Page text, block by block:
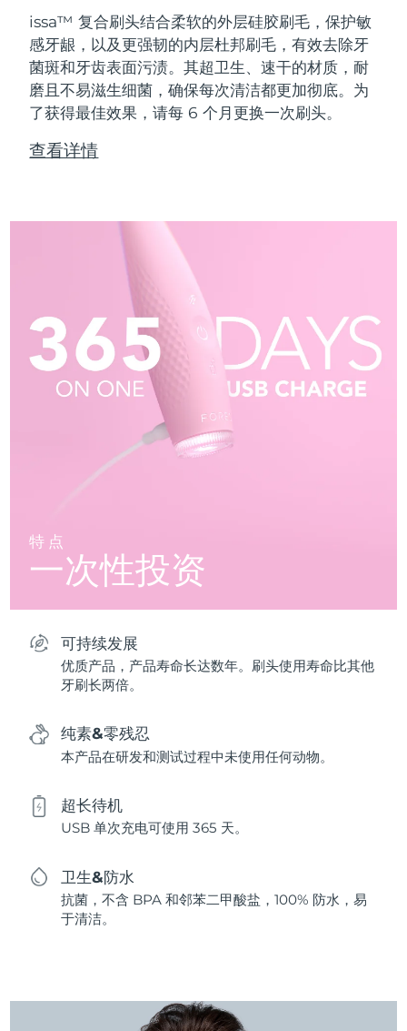
issa™ 复合刷头结合柔软的外层硅胶刷毛，保护敏
感牙龈，以及更强韧的内层杜邦刷毛，有效去除牙
菌斑和牙齿表面污渍。其超卫生、速干的材质，耐
磨且不易滋生细菌，确保每次清洁都更加彻底。为
了获得最佳效果，请每 6 个月更换一次刷头。
查看详情
特点
一次性投资
可持续发展
优质产品，产品寿命长达数年。刷头使用寿命比其他
牙刷长两倍。
纯素&零残忍
本产品在研发和测试过程中未使用任何动物。
超长待机
USB 单次充电可使用 365 天。
卫生&防水
抗菌，不含 BPA 和邻苯二甲酸盐，100% 防水，易
于清洁。